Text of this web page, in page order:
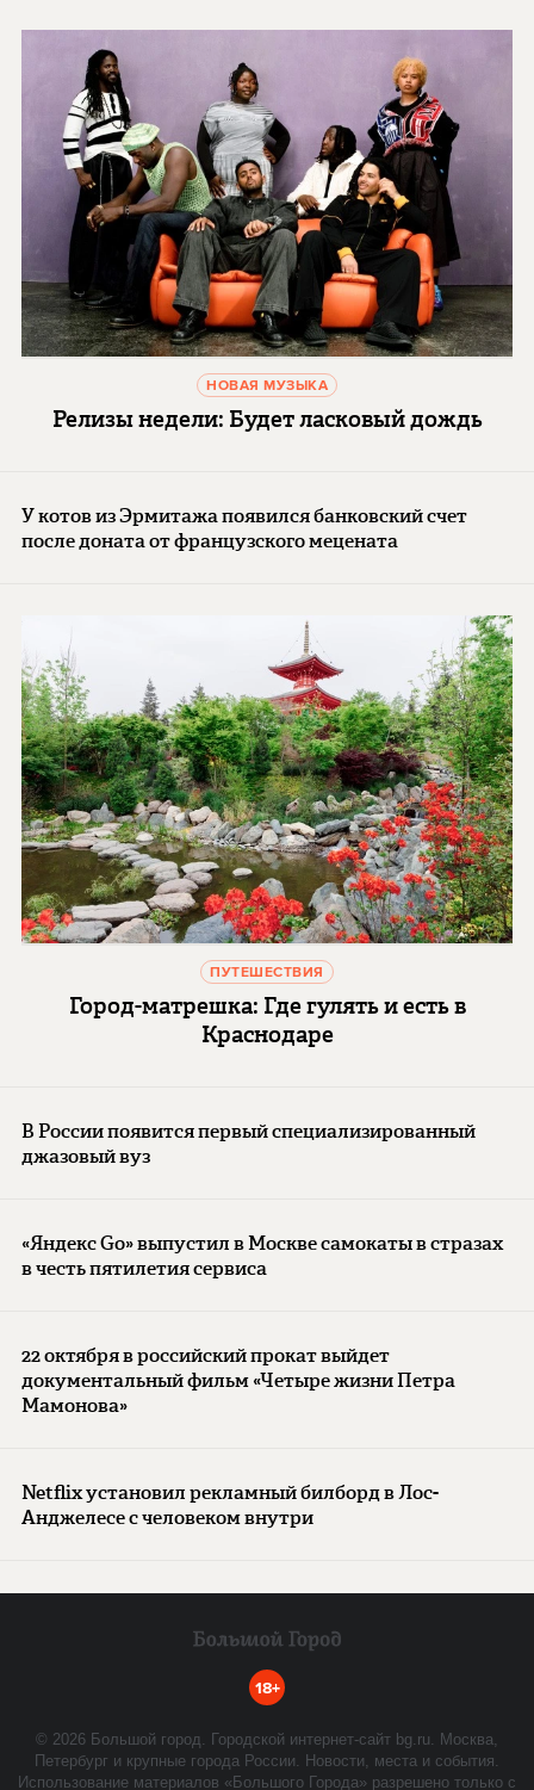
НОВАЯ МУЗЫКА
Релизы недели: Будет ласковый дождь
У котов из Эрмитажа появился банковский счет
после доната от французского мецената
ПУТЕШЕСТВИЯ
Город-матрешка: Где гулять и есть в
Краснодаре
В России появится первый специализированный
джазовый вуз
«Яндекс Go» выпустил в Москве самокаты в стразах
в честь пятилетия сервиса
22 октября в российский прокат выйдет
документальный фильм «Четыре жизни Петра
Мамонова»
Netflix установил рекламный билборд в Лос-
Анджелесе с человеком внутри
18+
© 2026 Большой город. Городской интернет-сайт bg.ru. Москва,
Петербург и крупные города России. Новости, места и события.
Использование материалов «Большого Города» разрешено только с